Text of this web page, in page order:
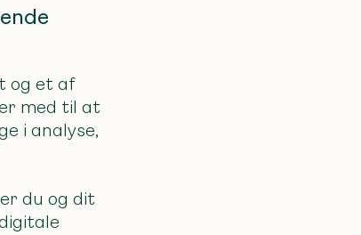
og et af
med til at
i analyse,
du og dit